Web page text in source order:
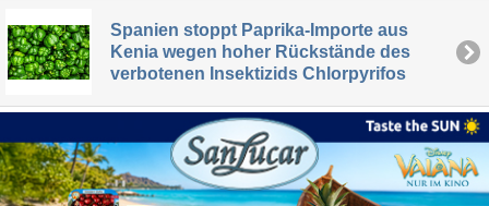
Spanien stoppt Paprika-Importe aus
Kenia wegen hoher Rückstände des
verbotenen Insektizids Chlorpyrifos